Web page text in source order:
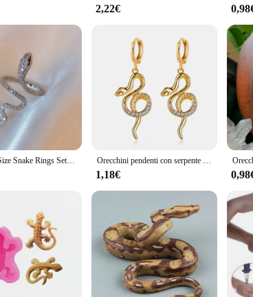
customers. The SERPENTE IN LABRADORITE Spille is
2,22€
4 Pcs One Size Snake Rings Set per donna uomo anello gotico Color argento antico creativo All-Match Fashion Party Wedding Jewelry Orecchini pendenti con serpente geometrico distorto con personalità europea Regali di gioielli gotici pregiati con zirconi in rilievo esagerati femminili
1,18€